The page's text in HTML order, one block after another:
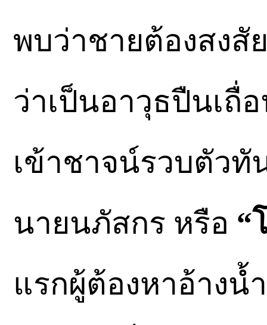
พบว่าชายต้องสงสั
ว่าเป็นอาวุธปืนเถื่
เข้าชาจน์รวบตัวทั
นายนภัสกร หรือ “
แรกผู้ต้องหาอ้าง